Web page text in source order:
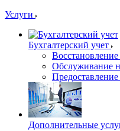
Услуги
Бухгалтерский учет
Восстановление
Обслуживание
Дополнительные